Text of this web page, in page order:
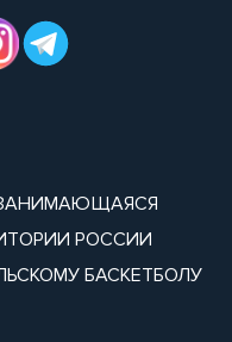
РОССИИ
БАСКЕТБОЛУ